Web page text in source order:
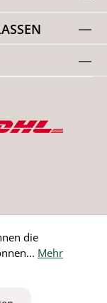
die
Mehr